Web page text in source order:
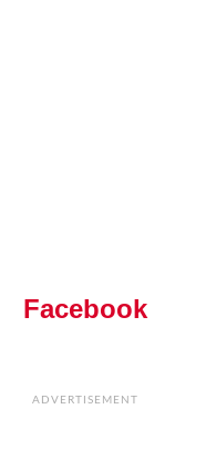
Facebook
ADVERTISEMENT